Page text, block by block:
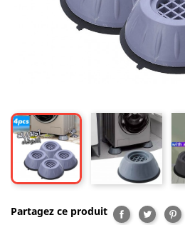
Partagez ce produit Partager
Tweet